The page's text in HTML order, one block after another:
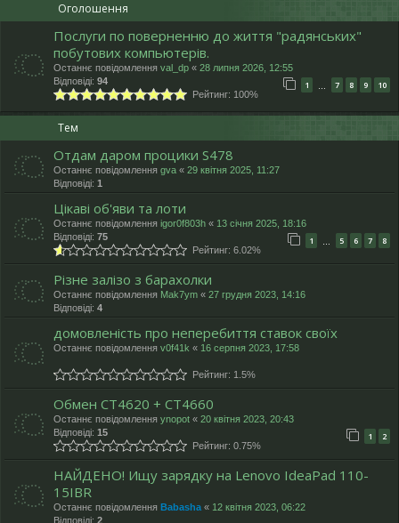
д
ту
я
Оголошення
Послуги по поверненню до життя "радянських"
побутових компьютерів.
Останнє повідомлення val_dp « 28 липня 2026, 12:55
Відповіді: 94 1 … 7 8 9 10
Рейтинг: 100%
Тем
Отдам даром процики S478
Останнє повідомлення gva « 29 квітня 2025, 11:27
Відповіді: 1
Цікаві об'яви та лоти
Останнє повідомлення igor0f803h « 13 січня 2025, 18:16
Відповіді: 75 1 … 5 6 7 8
Рейтинг: 6.02%
Різне залізо з барахолки
Останнє повідомлення Mak7ym « 27 грудня 2023, 14:16
Відповіді: 4
домовленість про неперебиття ставок своїх
Останнє повідомлення v0f41k « 16 серпня 2023, 17:58
Рейтинг: 1.5%
Обмен CT4620 + CT4660
Останнє повідомлення ynopot « 20 квітня 2023, 20:43
Відповіді: 15 1 2
Рейтинг: 0.75%
НАЙДЕНО! Ищу зарядку на Lenovo IdeaPad 110-
15IBR
Останнє повідомлення Babasha « 12 квітня 2023, 06:22
Відповіді: 2